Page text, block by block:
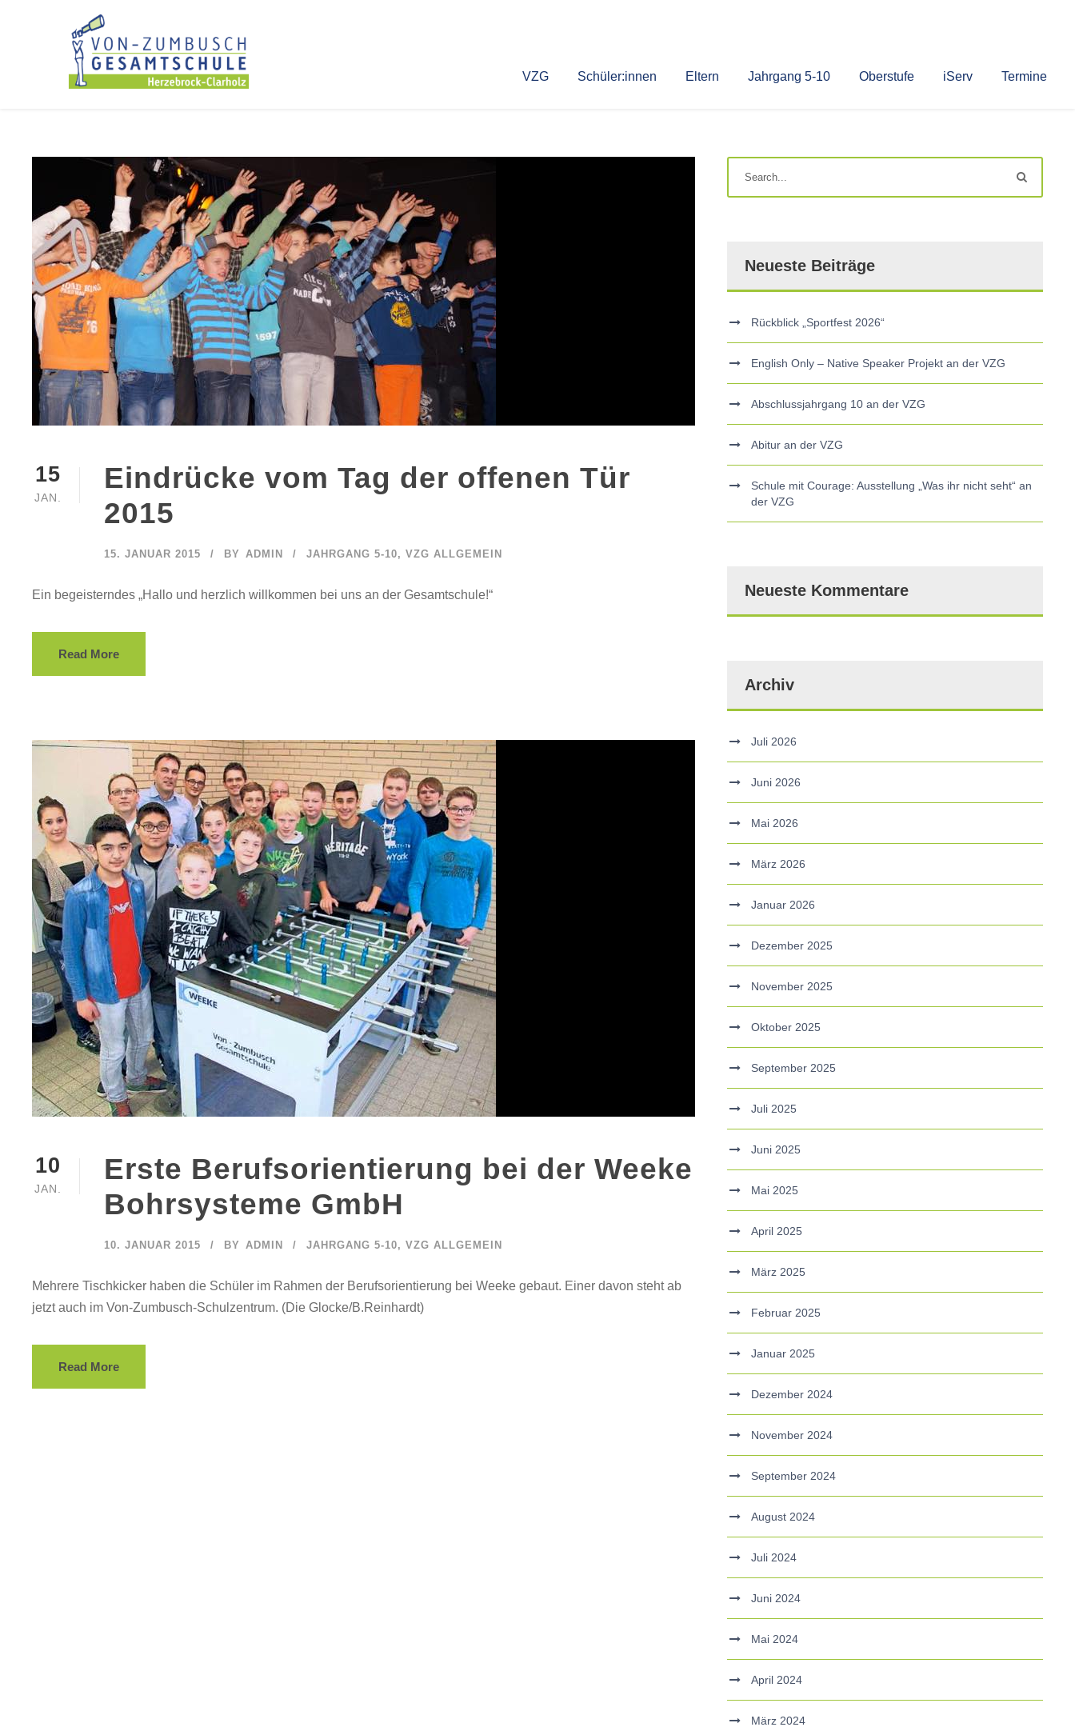
VZG Schüler:innen Eltern Jahrgang 5-10 Oberstufe iServ Termine
15
JAN.
Eindrücke vom Tag der offenen Tür
2015
15. JANUAR 2015 BY ADMIN JAHRGANG 5-10, VZG ALLGEMEIN
Ein begeisterndes „Hallo und herzlich willkommen bei uns an der Gesamtschule!“
Read More
10
JAN.
Erste Berufsorientierung bei der Weeke
Bohrsysteme GmbH
10. JANUAR 2015 BY ADMIN JAHRGANG 5-10, VZG ALLGEMEIN
Mehrere Tischkicker haben die Schüler im Rahmen der Berufsorientierung bei Weeke gebaut. Einer davon steht ab
jetzt auch im Von-Zumbusch-Schulzentrum. (Die Glocke/B.Reinhardt)
Read More
Neueste Beiträge
Rückblick „Sportfest 2026“
English Only – Native Speaker Projekt an der VZG
Abschlussjahrgang 10 an der VZG
Abitur an der VZG
Schule mit Courage: Ausstellung „Was ihr nicht seht“ an
der VZG
Neueste Kommentare
Archiv
Juli 2026
Juni 2026
Mai 2026
März 2026
Januar 2026
Dezember 2025
November 2025
Oktober 2025
September 2025
Juli 2025
Juni 2025
Mai 2025
April 2025
März 2025
Februar 2025
Januar 2025
Dezember 2024
November 2024
September 2024
August 2024
Juli 2024
Juni 2024
Mai 2024
April 2024
März 2024